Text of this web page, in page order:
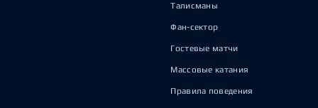
Талисманы
Фан-сектор
Гостевые матчи
Массовые катания
Правила поведения